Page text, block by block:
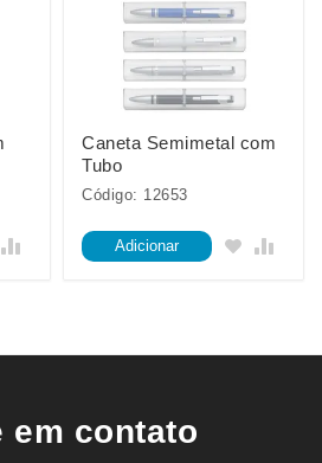
Caneta Semimetal com
Tubo
Código: 12653
Adicionar
em contato